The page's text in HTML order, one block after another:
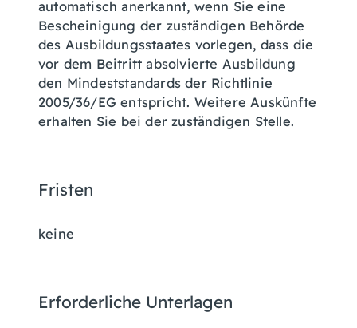
automatisch anerkannt, wenn Sie eine
Bescheinigung der zuständigen Behörde
des Ausbildungsstaates vorlegen, dass die
vor dem Beitritt absolvierte Ausbildung
den Mindeststandards der Richtlinie
2005/36/EG entspricht. Weitere Auskünfte
erhalten Sie bei der zuständigen Stelle.
Fristen
keine
Erforderliche Unterlagen